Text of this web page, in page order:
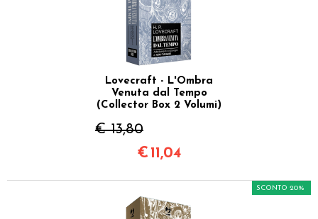
Lovecraft - L'Ombra
Venuta dal Tempo
(Collector Box 2 Volumi)
€ 13,80
€ 11,04
SCONTO 20%